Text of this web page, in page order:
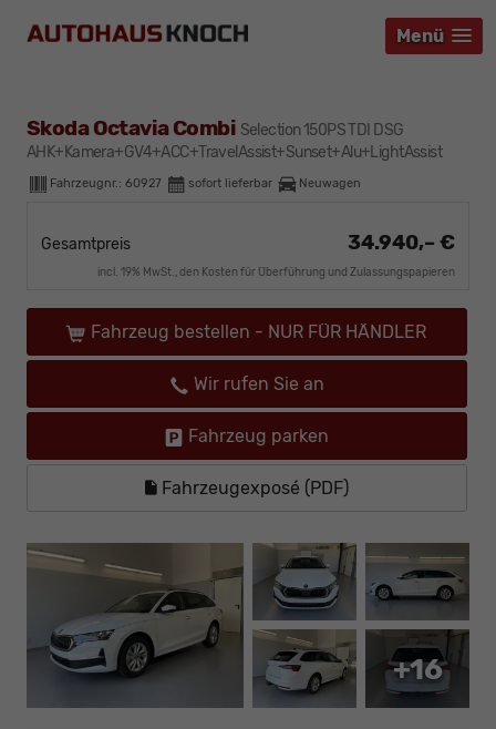
Menü
Menü
Menü
Skoda Octavia Combi Selection 150PS TDI DSG
AHK+Kamera+GV4+ACC+TravelAssist+Sunset+Alu+LightAssist
Fahrzeugnr.: 60927 sofort lieferbar Neuwagen
Gesamtpreis 34.940,– €
incl. 19% MwSt., den Kosten für Überführung und Zulassungspapieren
Fahrzeug bestellen - NUR FÜR HÄNDLER
Wir rufen Sie an
Fahrzeug parken
Fahrzeugexposé (PDF)
+16